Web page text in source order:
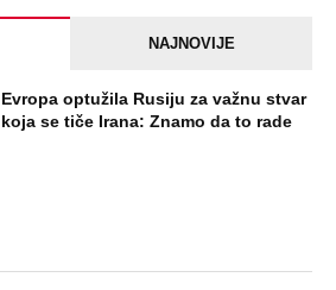
NAJNOVIJE
Evropa optužila Rusiju za važnu stvar
koja se tiče Irana: Znamo da to rade